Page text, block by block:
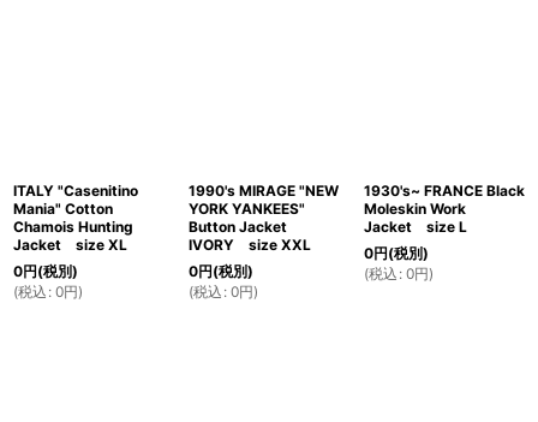
ITALY "Casenitino
Mania" Cotton
Chamois Hunting
Jacket size XL
0円(税別)
(税込 : 0円)
1990's MIRAGE "NEW
YORK YANKEES"
Button Jacket
IVORY size XXL
0円(税別)
(税込 : 0円)
1930's~ FRANCE Black
Moleskin Work
Jacket size L
0円(税別)
(税込 : 0円)